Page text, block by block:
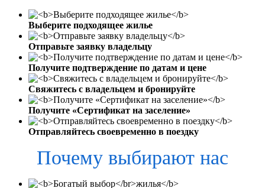
Выберите подходящее жилье
Отправьте заявку владельцу
Получите подтверждение по датам и цене
Свяжитесь с владельцем и бронируйте
Получите «Сертификат на заселение»
Отправляйтесь своевременно в поездку
Почему выбирают нас